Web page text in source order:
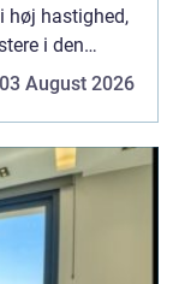
høj hastighed,
i den
03 August 2026